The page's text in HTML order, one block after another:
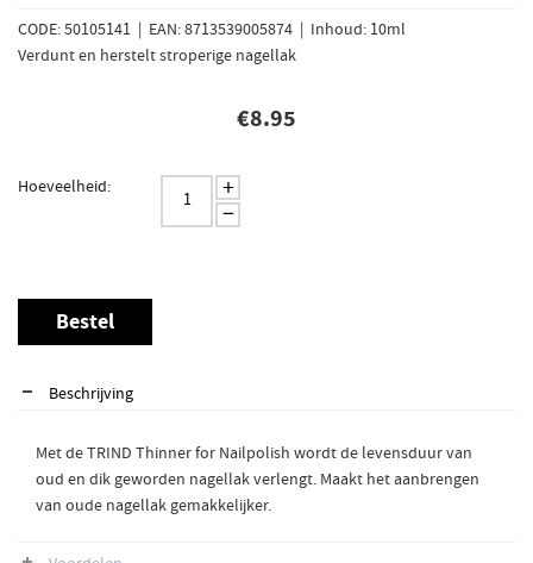
CODE: 50105141 | EAN: 8713539005874 | Inhoud: 10ml
Verdunt en herstelt stroperige nagellak
€8.95
Hoeveelheid: +
−
Bestel
Beschrijving
Met de TRIND Thinner for Nailpolish wordt de levensduur van
oud en dik geworden nagellak verlengt. Maakt het aanbrengen
van oude nagellak gemakkelijker.